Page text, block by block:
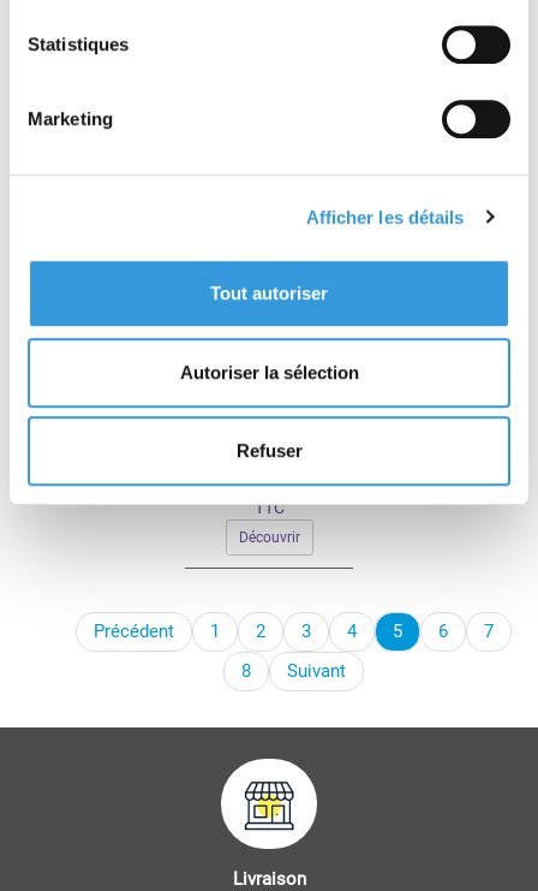
Statistiques
Marketing
Afficher les détails
Tout autoriser
Autoriser la sélection
Refuser
travail en zone Atex
À partir de 53,20 €
TTC
Découvrir
Précédent 1 2 3 4 5 6
7
8
Suivant
Livraison